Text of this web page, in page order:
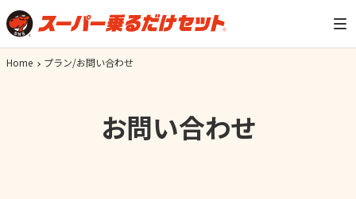
Home プラン/お問い合わせ
お問い合わせ